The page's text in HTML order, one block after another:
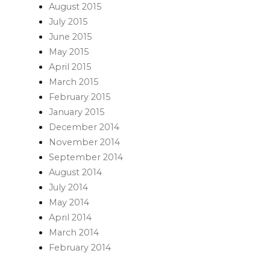
August 2015
July 2015
June 2015
May 2015
April 2015
March 2015
February 2015
January 2015
December 2014
November 2014
September 2014
August 2014
July 2014
May 2014
April 2014
March 2014
February 2014